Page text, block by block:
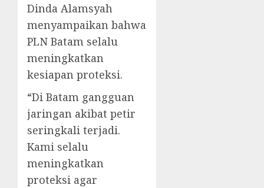
Dinda Alamsyah
menyampaikan bahwa
PLN Batam selalu
meningkatkan
kesiapan proteksi.
“Di Batam gangguan
jaringan akibat petir
seringkali terjadi.
Kami selalu
meningkatkan
proteksi agar